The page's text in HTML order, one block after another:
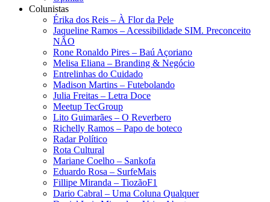
Colunistas
Érika dos Reis​ – À Flor da Pele
Jaqueline Ramos – Acessibilidade SIM. Preconceito
NÃO
Rone Ronaldo Pires – Baú Açoriano
Melisa Eliana – Branding & Negócio
Entrelinhas do Cuidado
Madison Martins – Futebolando
Julia Freitas​ – Letra Doce
Meetup TecGroup
Lito Guimarães – O Reverbero
Richelly Ramos​ – Papo de boteco
Radar Político
Rota Cultural
Mariane Coelho – Sankofa
Eduardo Rosa​ – SurfeMais
Fillipe Miranda – TiozãoF1
Dario Cabral – Uma Coluna Qualquer